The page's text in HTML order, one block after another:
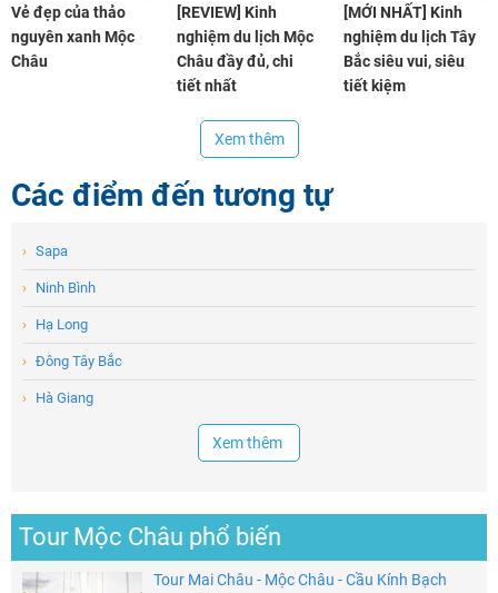
Vẻ đẹp của thảo
nguyên xanh Mộc
Châu
[REVIEW] Kinh
nghiệm du lịch Mộc
Châu đầy đủ, chi
tiết nhất
[MỚI NHẤT] Kinh
nghiệm du lịch Tây
Bắc siêu vui, siêu
tiết kiệm
Xem thêm
Các điểm đến tương tự
› Sapa
› Ninh Bình
› Hạ Long
› Đông Tây Bắc
› Hà Giang
Xem thêm
Tour Mộc Châu phổ biến
Tour Mai Châu - Mộc Châu - Cầu Kính Bạch